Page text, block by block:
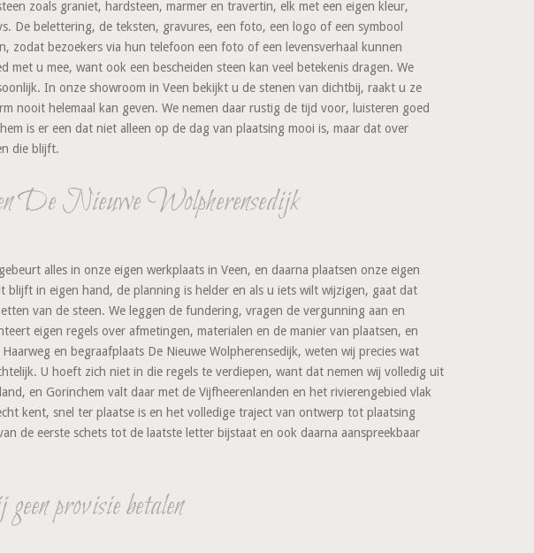
zoals graniet, hardsteen, marmer en travertin, elk met een eigen kleur,
De belettering, de teksten, gravures, een foto, een logo of een symbool
zodat bezoekers via hun telefoon een foto of een levensverhaal kunnen
u mee, want ook een bescheiden steen kan veel betekenis dragen. We
In onze showroom in Veen bekijkt u de stenen van dichtbij, raakt u ze
nooit helemaal kan geven. We nemen daar rustig de tijd voor, luisteren goed
is er een dat niet alleen op de dag van plaatsing mooi is, maar dat over
die blijft.
De Nieuwe Wolpherensedijk
alles in onze eigen werkplaats in Veen, en daarna plaatsen onze eigen
in eigen hand, de planning is helder en als u iets wilt wijzigen, gaat dat
van de steen. We leggen de fundering, vragen de vergunning aan en
eigen regels over afmetingen, materialen en de manier van plaatsen, en
en begraafplaats De Nieuwe Wolpherensedijk, weten wij precies wat
U hoeft zich niet in die regels te verdiepen, want dat nemen wij volledig uit
en Gorinchem valt daar met de Vijfheerenlanden en het rivierengebied vlak
kent, snel ter plaatse is en het volledige traject van ontwerp tot plaatsing
de eerste schets tot de laatste letter bijstaat en ook daarna aanspreekbaar
provisie betalen